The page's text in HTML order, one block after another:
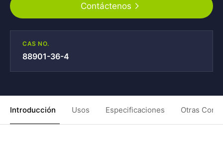
Contáctenos
CAS NO.
88901-36-4
Introducción Usos Especificaciones Otras